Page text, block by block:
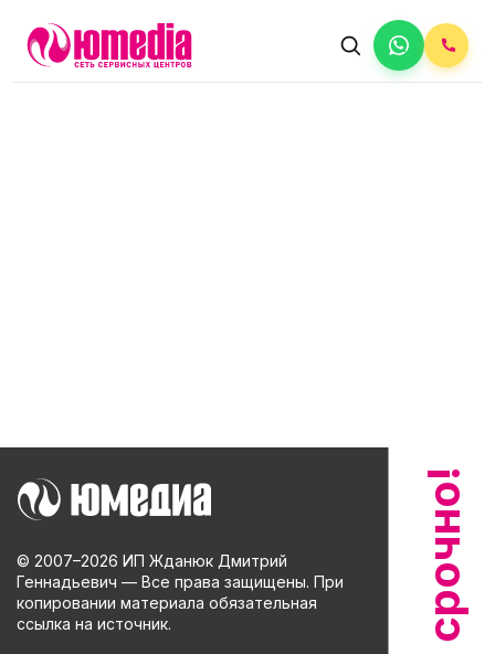
© 2007–2026 ИП Жданюк Дмитрий
Геннадьевич — Все права защищены. При
копировании материала обязательная
ссылка на источник.